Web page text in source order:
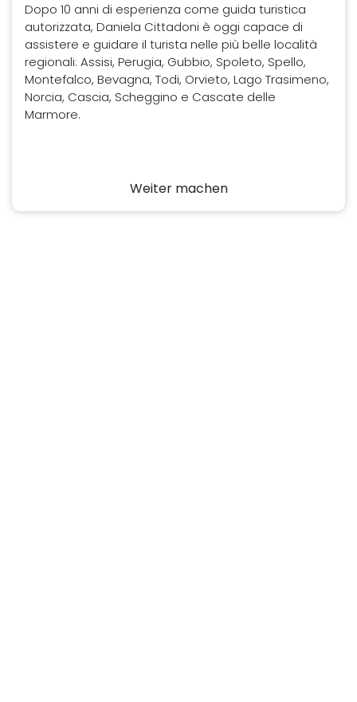
Dopo 10 anni di esperienza come guida turistica
autorizzata, Daniela Cittadoni è oggi capace di
assistere e guidare il turista nelle più belle località
regionali: Assisi, Perugia, Gubbio, Spoleto, Spello,
Montefalco, Bevagna, Todi, Orvieto, Lago Trasimeno,
Norcia, Cascia, Scheggino e Cascate delle
Marmore.
Weiter machen